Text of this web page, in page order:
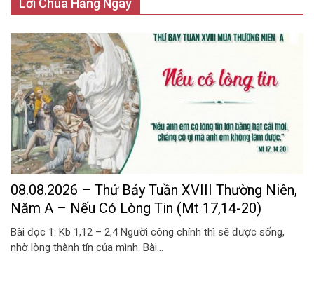
Lời Chúa Hằng Ngày
08.08.2026 – Thứ Bảy Tuần XVIII Thường Niên,
Năm A – Nếu Có Lòng Tin (Mt 17,14-20)
Bài đọc 1: Kb 1,12 – 2,4 Người công chính thì sẽ được sống,
nhờ lòng thành tín của mình. Bài...